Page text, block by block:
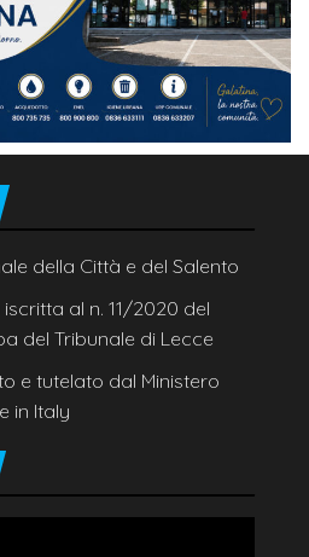
della Città e del Salento
al n. 11/2020 del
del Tribunale di Lecce
e tutelato dal Ministero
in Italy